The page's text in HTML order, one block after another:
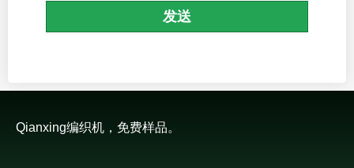
发送
Qianxing编织机，免费样品。